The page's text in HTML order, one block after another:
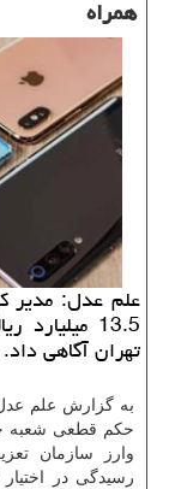
همراه
علم عدل: مدیر
13.5
تهران آگاهی داد.
به گزارش علم
حکم قطعی شعبه
وارز سازمان
رسیدگی در